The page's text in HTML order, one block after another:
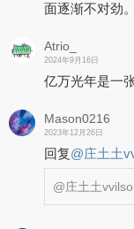
面逐渐不对劲
Atrio_
2024年9月16日
亿万光年是一
Mason0216
2023年12月26日
回复@庄土土
@庄土土